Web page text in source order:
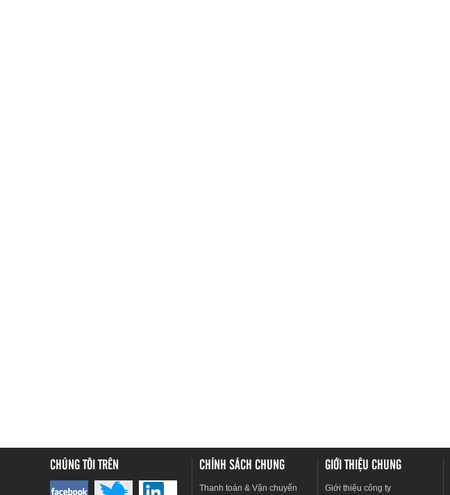
CHÚNG TÔI TRÊN CHÍNH SÁCH CHUNG
Thanh toán & Vận chuyển
GIỚI THIỆU CHUNG
Giới thiệu công ty